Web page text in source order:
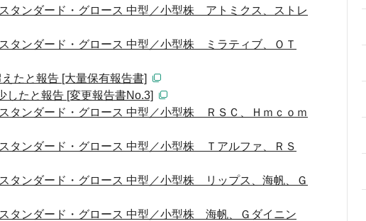
タンダード・グロース 中型／小型株 アトミクス、ストレ
タンダード・グロース 中型／小型株 ミラティブ、ＯＴ
たと報告 [大量保有報告書]
したと報告 [変更報告書No.3]
タンダード・グロース 中型／小型株 ＲＳＣ、Ｈｍｃｏｍ
タンダード・グロース 中型／小型株 Ｔアルファ、ＲＳ
タンダード・グロース 中型／小型株 リップス、海帆、Ｇ
タンダード・グロース 中型／小型株 海帆、Ｇダイニン